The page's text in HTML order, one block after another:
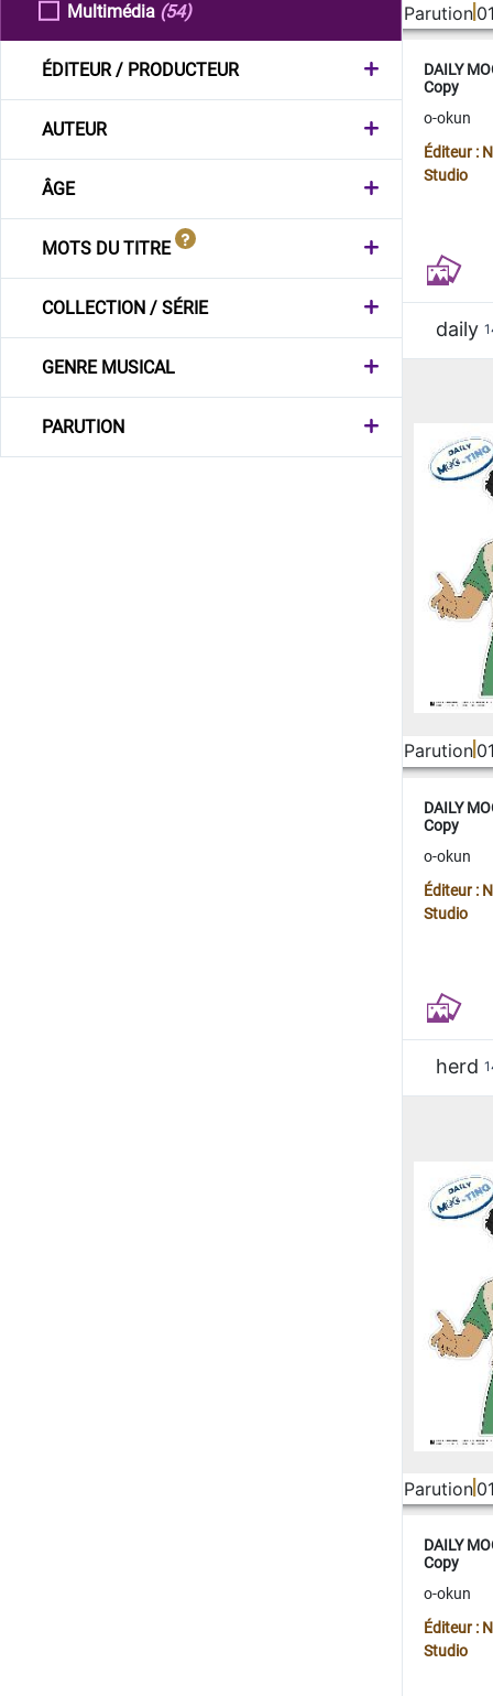
Multimédia (54)
ÉDITEUR / PRODUCTEUR
AUTEUR
ÂGE
MOTS DU TITRE
COLLECTION / SÉRIE
GENRE MUSICAL
PARUTION
Parution
DAILY
Copy
o-okun
Éditeur :
Studio
daily
Parution
DAILY
Copy
o-okun
Éditeur :
Studio
herd
Parution
DAILY
Copy
o-okun
Éditeur :
Studio